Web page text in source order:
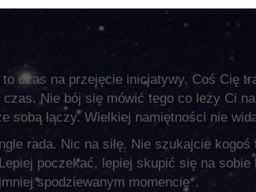
czas na przejęcie inicjatywy. Coś Cię
czas. Nie bój się mówić tego co leży Ci
sobą łączy. Wielkiej namiętności nie
rada. Nic na siłę. Nie szukajcie
poczekać, lepiej skupić się na sobie
spodziewanym momencie*.